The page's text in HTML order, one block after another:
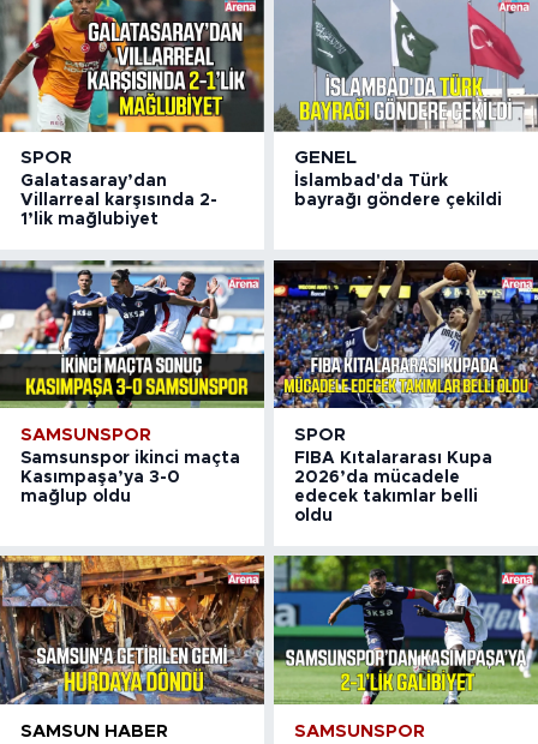
SPOR
Galatasaray’dan
Villarreal karşısında 2-
1’lik mağlubiyet
GENEL
İslambad'da Türk
bayrağı göndere çekildi
SAMSUNSPOR
Samsunspor ikinci maçta
Kasımpaşa’ya 3-0
mağlup oldu
SPOR
FIBA Kıtalararası Kupa
2026’da mücadele
edecek takımlar belli
oldu
SAMSUN HABER SAMSUNSPOR